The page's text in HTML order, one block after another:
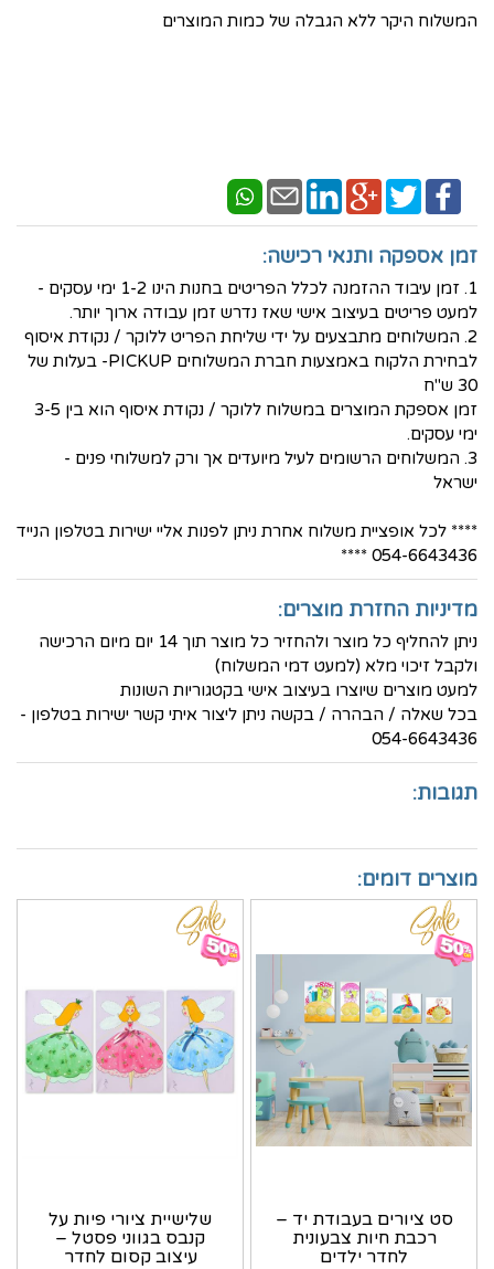
המשלוח היקר ללא הגבלה של כמות המוצרים
זמן אספקה ותנאי רכישה:
1. זמן עיבוד ההזמנה לכלל הפריטים בחנות הינו 1-2 ימי עסקים -
למעט פריטים בעיצוב אישי שאז נדרש זמן עבודה ארוך יותר.
2. המשלוחים מתבצעים על ידי שליחת הפריט ללוקר / נקודת איסוף
לבחירת הלקוח באמצעות חברת המשלוחים PICKUP- בעלות של
30 ש"ח
זמן אספקת המוצרים במשלוח ללוקר / נקודת איסוף הוא בין 3-5
ימי עסקים.
3. המשלוחים הרשומים לעיל מיועדים אך ורק למשלוחי פנים -
ישראל
**** לכל אופציית משלוח אחרת ניתן לפנות אליי ישירות בטלפון הנייד
054-6643436 ****
מדיניות החזרת מוצרים:
ניתן להחליף כל מוצר ולהחזיר כל מוצר תוך 14 יום מיום הרכישה
ולקבל זיכוי מלא (למעט דמי המשלוח)
למעט מוצרים שיוצרו בעיצוב אישי בקטגוריות השונות
בכל שאלה / הבהרה / בקשה ניתן ליצור איתי קשר ישירות בטלפון -
054-6643436
תגובות:
מוצרים דומים:
סט ציורים בעבודת יד –
רכבת חיות צבעונית
לחדר ילדים
שלישיית ציורי פיות על
קנבס בגווני פסטל –
עיצוב קסום לחדר